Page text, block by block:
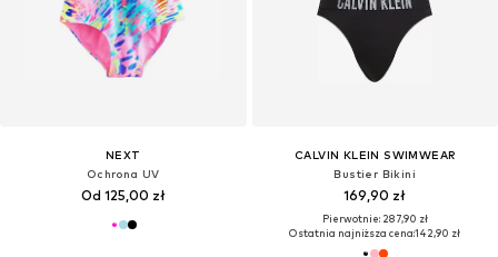
NEXT
Ochrona UV
Od 125,00 zł
CALVIN KLEIN SWIMWEAR
Bustier Bikini
169,90 zł
Pierwotnie: 287,90 zł
Ostatnia najniższa cena:142,90 zł